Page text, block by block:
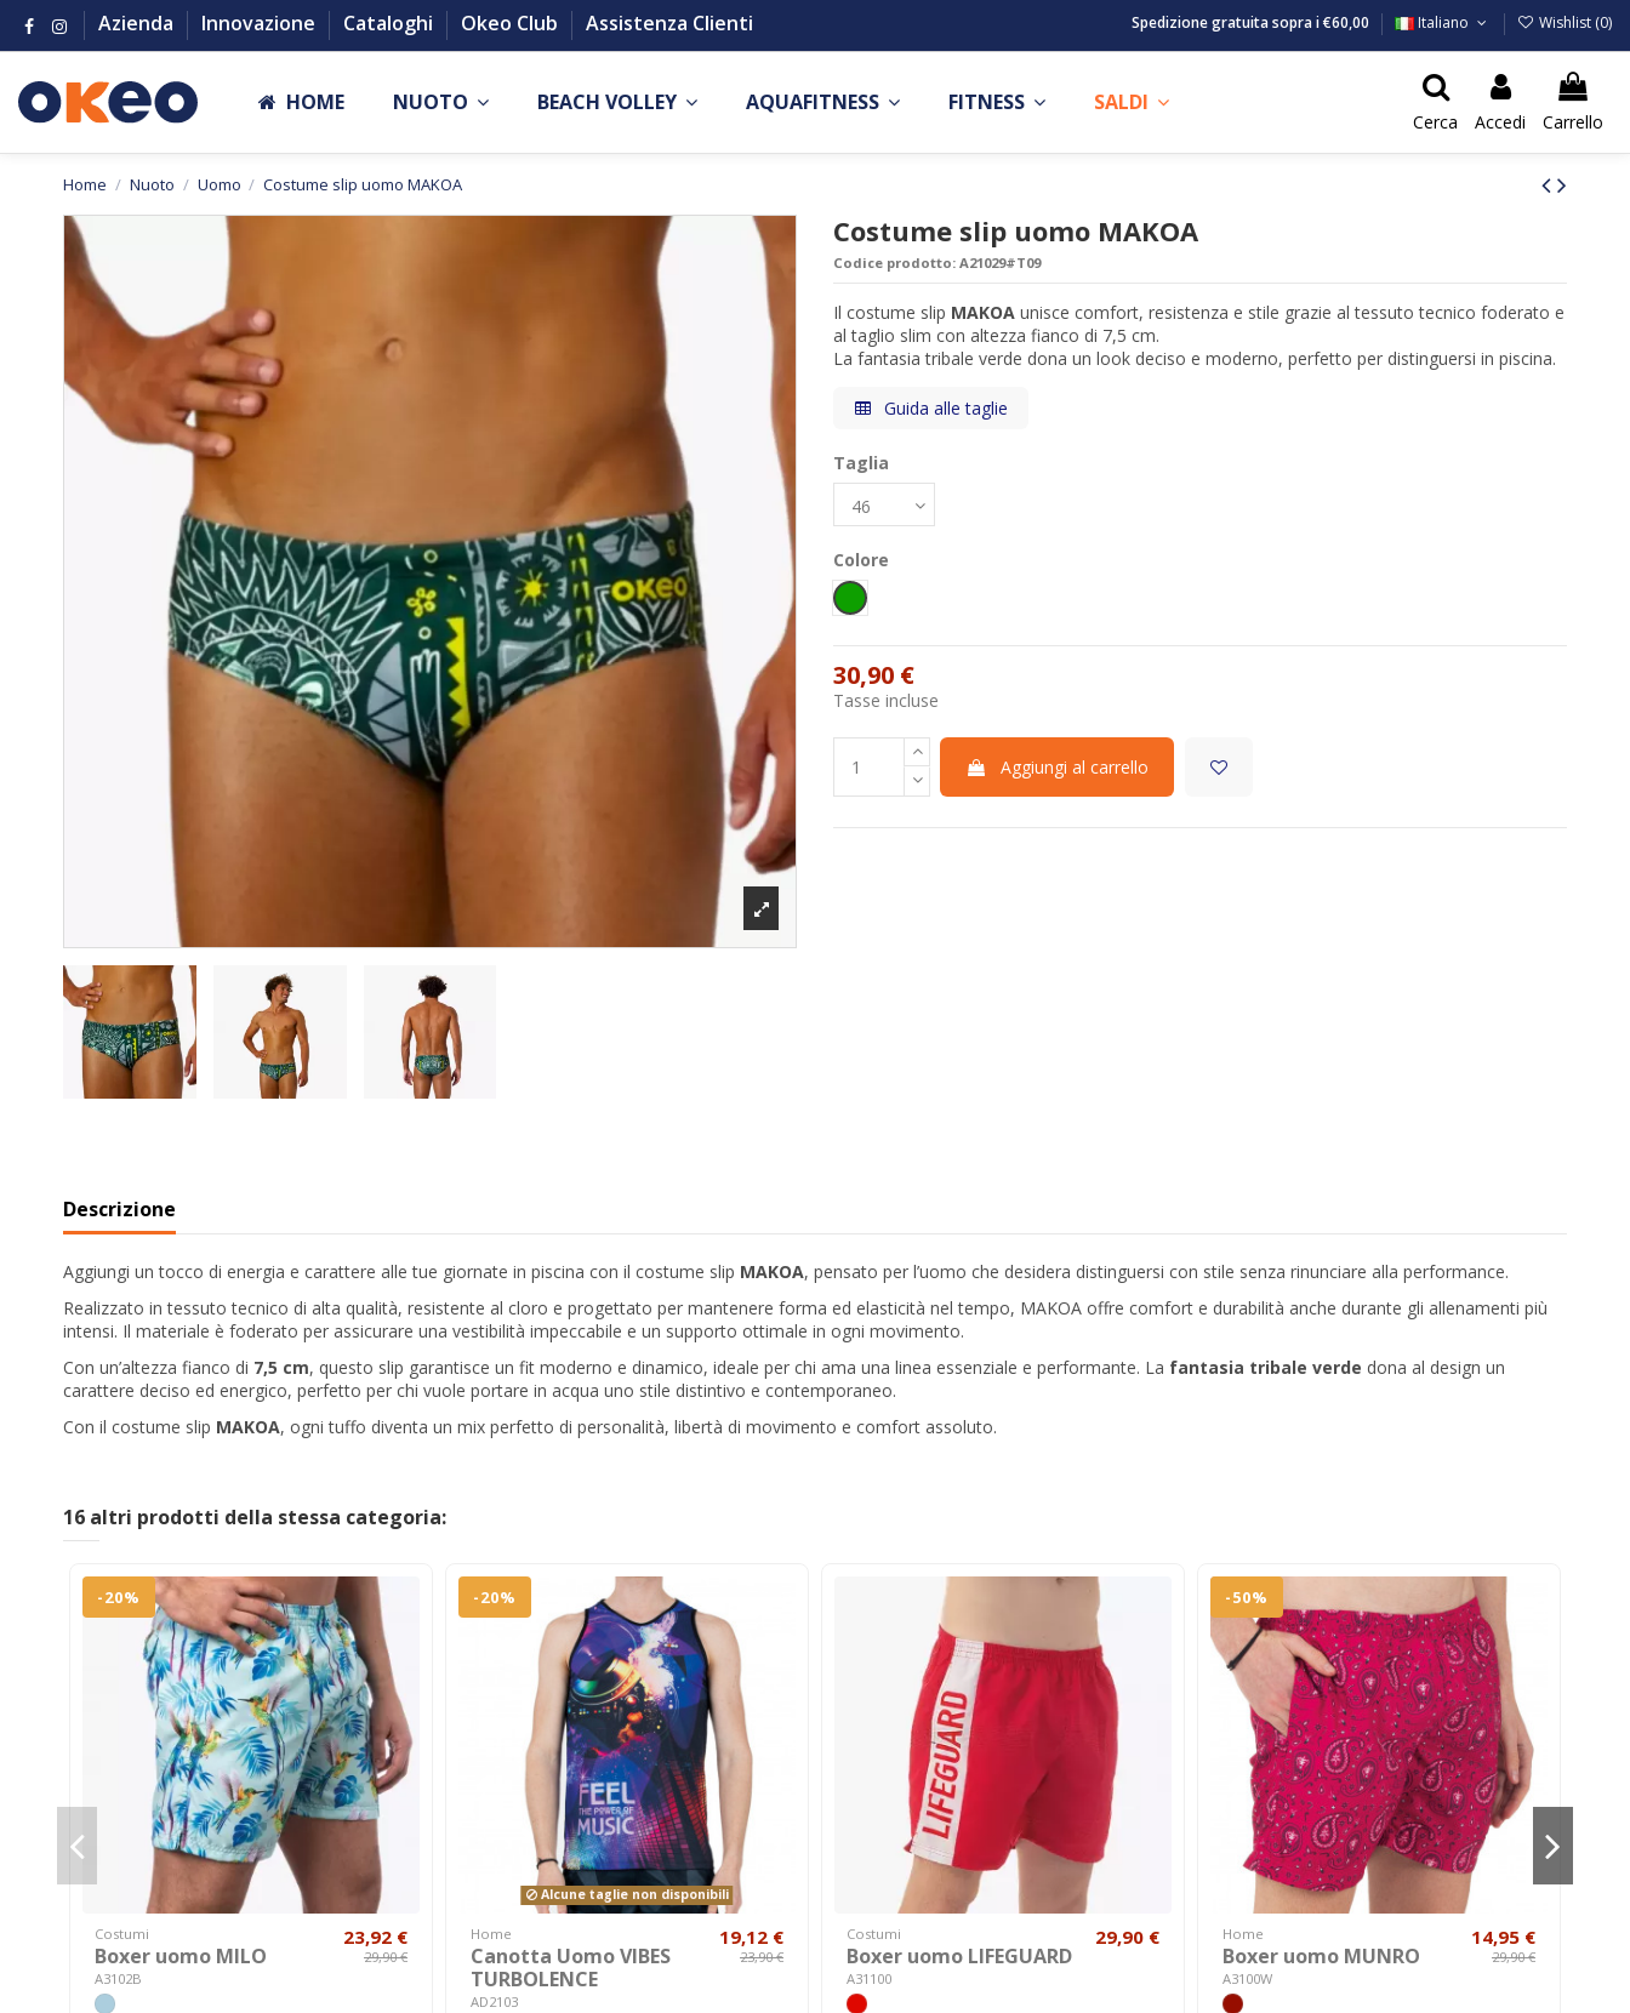
Azienda Innovazione Cataloghi Okeo Club Assistenza Clienti Spedizione gratuita sopra i €60,00 Italiano Wishlist (0)
HOME NUOTO BEACH VOLLEY AQUAFITNESS FITNESS SALDI
Cerca Accedi Carrello
Home Nuoto Uomo Costume slip uomo MAKOA
Costume slip uomo MAKOA
Codice prodotto: A21029#T09
Il costume slip MAKOA unisce comfort, resistenza e stile grazie al tessuto tecnico foderato e
al taglio slim con altezza fianco di 7,5 cm.
La fantasia tribale verde dona un look deciso e moderno, perfetto per distinguersi in piscina.
Guida alle taglie
Taglia
Colore
Verde
30,90 €
Tasse incluse
Aggiungi al carrello
Descrizione
Aggiungi un tocco di energia e carattere alle tue giornate in piscina con il costume slip MAKOA, pensato per l’uomo che desidera distinguersi con stile senza rinunciare alla performance.
Realizzato in tessuto tecnico di alta qualità, resistente al cloro e progettato per mantenere forma ed elasticità nel tempo, MAKOA offre comfort e durabilità anche durante gli allenamenti più
intensi. Il materiale è foderato per assicurare una vestibilità impeccabile e un supporto ottimale in ogni movimento.
Con un’altezza fianco di 7,5 cm, questo slip garantisce un fit moderno e dinamico, ideale per chi ama una linea essenziale e performante. La fantasia tribale verde dona al design un
carattere deciso ed energico, perfetto per chi vuole portare in acqua uno stile distintivo e contemporaneo.
Con il costume slip MAKOA, ogni tuffo diventa un mix perfetto di personalità, libertà di movimento e comfort assoluto.
16 altri prodotti della stessa categoria:
-20%
Costumi
Boxer uomo MILO
A3102B
23,92 €
29,90 €
-20%
Alcune taglie non disponibili
Home
Canotta Uomo VIBES
TURBOLENCE
AD2103
19,12 €
23,90 €
Costumi
Boxer uomo LIFEGUARD
A31100
29,90 €
-50%
Home
Boxer uomo MUNRO
A3100W
14,95 €
29,90 €